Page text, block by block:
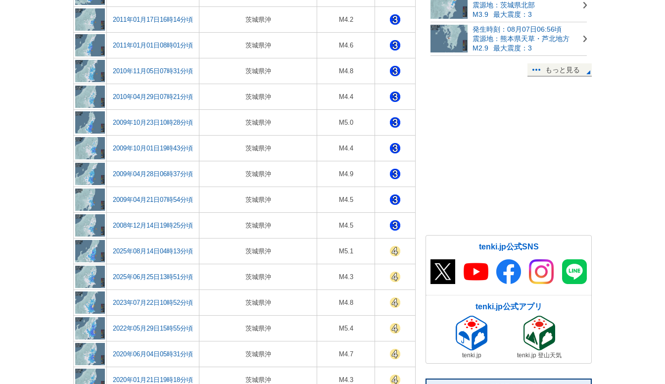
2011年01月17日16時14分頃 茨城県沖 M4.2
2011年01月01日08時01分頃 茨城県沖 M4.6
2010年11月05日07時31分頃 茨城県沖 M4.8
2010年04月29日07時21分頃 茨城県沖 M4.4
2009年10月23日10時28分頃 茨城県沖 M5.0
2009年10月01日19時43分頃 茨城県沖 M4.4
2009年04月28日06時37分頃 茨城県沖 M4.9
2009年04月21日07時54分頃 茨城県沖 M4.5
2008年12月14日19時25分頃 茨城県沖 M4.5
2025年08月14日04時13分頃 茨城県沖 M5.1
2025年06月25日13時51分頃 茨城県沖 M4.3
2023年07月22日10時52分頃 茨城県沖 M4.8
2022年05月29日15時55分頃 茨城県沖 M5.4
2020年06月04日05時31分頃 茨城県沖 M4.7
2020年01月21日19時18分頃 茨城県沖 M4.3
震源地：茨城県北部
M3.9
最大震度：3
発生時刻：08月07日06:56頃
震源地：熊本県天草・芦北地方
M2.9
最大震度：3
もっと見る
tenki.jp公式SNS
tenki.jp公式アプリ
tenki.jp tenki.jp 登山天気